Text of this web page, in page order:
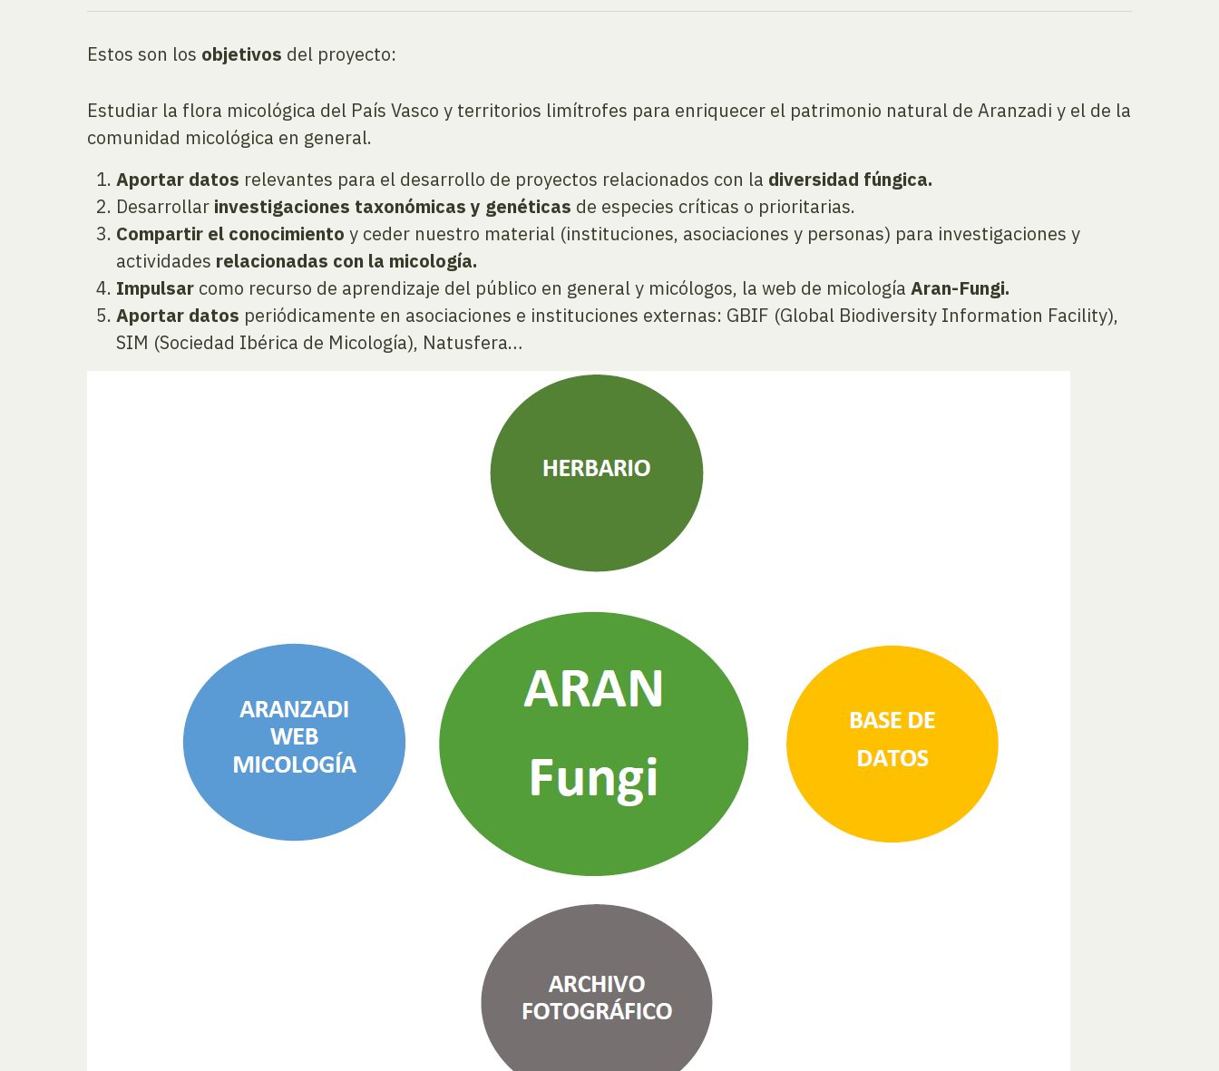
Estos son los objetivos del proyecto:
Estudiar la flora micológica del País Vasco y territorios limítrofes para enriquecer el patrimonio natural de Aranzadi y el de la
comunidad micológica en general.
Aportar datos relevantes para el desarrollo de proyectos relacionados con la diversidad fúngica.
Desarrollar investigaciones taxonómicas y genéticas de especies críticas o prioritarias.
Compartir el conocimiento y ceder nuestro material (instituciones, asociaciones y personas) para investigaciones y
actividades relacionadas con la micología.
Impulsar como recurso de aprendizaje del público en general y micólogos, la web de micología Aran-Fungi.
Aportar datos periódicamente en asociaciones e instituciones externas: GBIF (Global Biodiversity Information Facility),
SIM (Sociedad Ibérica de Micología), Natusfera…